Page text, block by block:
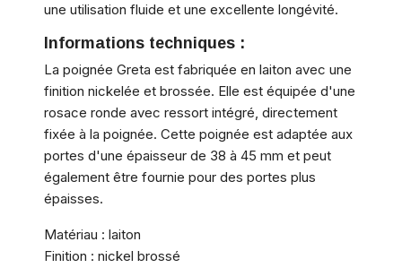
une utilisation fluide et une excellente longévité.
Informations techniques :
La poignée Greta est fabriquée en laiton avec une
finition nickelée et brossée. Elle est équipée d'une
rosace ronde avec ressort intégré, directement
fixée à la poignée. Cette poignée est adaptée aux
portes d'une épaisseur de 38 à 45 mm et peut
également être fournie pour des portes plus
épaisses.
Matériau : laiton
Finition : nickel brossé